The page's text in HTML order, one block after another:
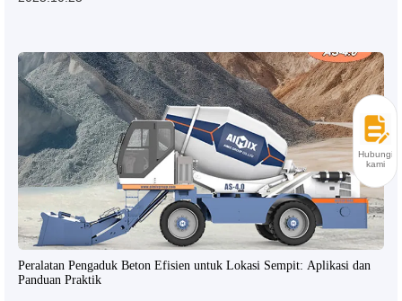
Peralatan Pengaduk Beton Efisien untuk Lokasi Sempit: Aplikasi dan
Panduan Praktik
Hubungi
kami